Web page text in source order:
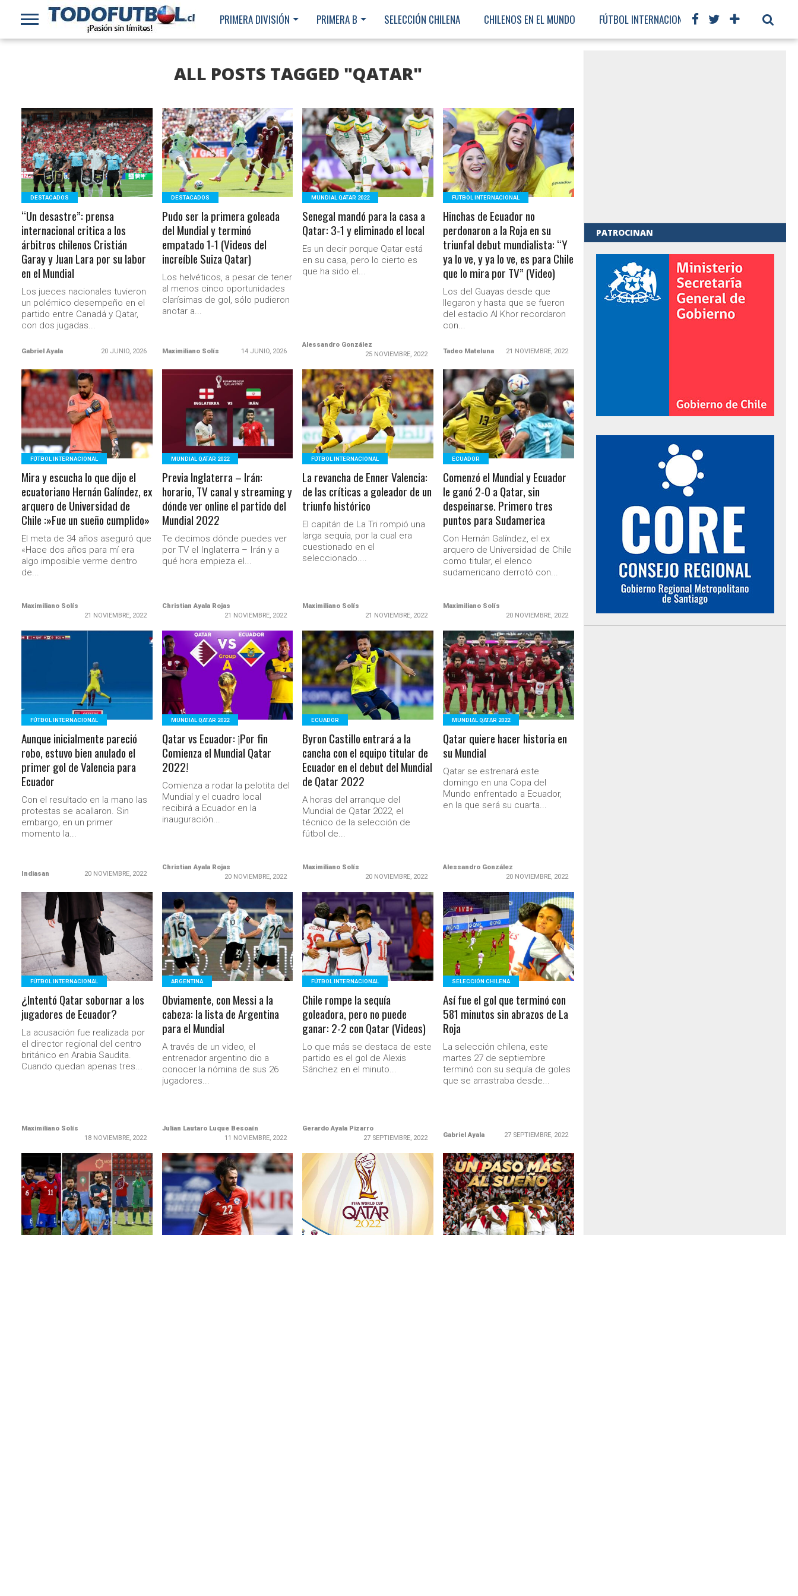
PRIMERA DIVISIÓN PRIMERA B SELECCIÓN CHILENA CHILENOS EN EL MUNDO FÚTBOL INTERNACIONAL
ALL POSTS TAGGED "QATAR"
LEER MÁS
DESTACADOS
“Un desastre”: prensa
internacional critica a los
árbitros chilenos Cristián
Garay y Juan Lara por su labor
en el Mundial
Los jueces nacionales tuvieron
un polémico desempeño en el
partido entre Canadá y Qatar,
con dos jugadas...
Gabriel Ayala 20 JUNIO, 2026
LEER MÁS
DESTACADOS
Pudo ser la primera goleada
del Mundial y terminó
empatado 1-1 (Videos del
increíble Suiza Qatar)
Los helvéticos, a pesar de tener
al menos cinco oportunidades
clarísimas de gol, sólo pudieron
anotar a...
Maximiliano Solís 14 JUNIO, 2026
LEER MÁS
MUNDIAL QATAR 2022
Senegal mandó para la casa a
Qatar: 3-1 y eliminado el local
Es un decir porque Qatar está
en su casa, pero lo cierto es
que ha sido el...
Alessandro González
25 NOVIEMBRE, 2022
LEER MÁS
FÚTBOL INTERNACIONAL
Hinchas de Ecuador no
perdonaron a la Roja en su
triunfal debut mundialista: “Y
ya lo ve, y ya lo ve, es para Chile
que lo mira por TV” (Video)
Los del Guayas desde que
llegaron y hasta que se fueron
del estadio Al Khor recordaron
con...
Tadeo Mateluna 21 NOVIEMBRE, 2022
LEER MÁS
FÚTBOL INTERNACIONAL
Mira y escucha lo que dijo el
ecuatoriano Hernán Galíndez, ex
arquero de Universidad de
Chile :»Fue un sueño cumplido»
El meta de 34 años aseguró que
«Hace dos años para mí era
algo imposible verme dentro
de...
Maximiliano Solís
21 NOVIEMBRE, 2022
LEER MÁS
MUNDIAL QATAR 2022
Previa Inglaterra – Irán:
horario, TV canal y streaming y
dónde ver online el partido del
Mundial 2022
Te decimos dónde puedes ver
por TV el Inglaterra – Irán y a
qué hora empieza el...
Christian Ayala Rojas
21 NOVIEMBRE, 2022
LEER MÁS
FÚTBOL INTERNACIONAL
La revancha de Enner Valencia:
de las críticas a goleador de un
triunfo histórico
El capitán de La Tri rompió una
larga sequía, por la cual era
cuestionado en el
seleccionado....
Maximiliano Solís
21 NOVIEMBRE, 2022
LEER MÁS
ECUADOR
Comenzó el Mundial y Ecuador
le ganó 2-0 a Qatar, sin
despeinarse. Primero tres
puntos para Sudamerica
Con Hernán Galíndez, el ex
arquero de Universidad de Chile
como titular, el elenco
sudamericano derrotó con...
Maximiliano Solís
20 NOVIEMBRE, 2022
LEER MÁS
FÚTBOL INTERNACIONAL
Aunque inicialmente pareció
robo, estuvo bien anulado el
primer gol de Valencia para
Ecuador
Con el resultado en la mano las
protestas se acallaron. Sin
embargo, en un primer
momento la...
Indiasan 20 NOVIEMBRE, 2022
LEER MÁS
MUNDIAL QATAR 2022
Qatar vs Ecuador: ¡Por fin
Comienza el Mundial Qatar
2022!
Comienza a rodar la pelotita del
Mundial y el cuadro local
recibirá a Ecuador en la
inauguración...
Christian Ayala Rojas
20 NOVIEMBRE, 2022
LEER MÁS
ECUADOR
Byron Castillo entrará a la
cancha con el equipo titular de
Ecuador en el debut del Mundial
de Qatar 2022
A horas del arranque del
Mundial de Qatar 2022, el
técnico de la selección de
fútbol de...
Maximiliano Solís
20 NOVIEMBRE, 2022
LEER MÁS
MUNDIAL QATAR 2022
Qatar quiere hacer historia en
su Mundial
Qatar se estrenará este
domingo en una Copa del
Mundo enfrentado a Ecuador,
en la que será su cuarta...
Alessandro González
20 NOVIEMBRE, 2022
LEER MÁS
FÚTBOL INTERNACIONAL
¿Intentó Qatar sobornar a los
jugadores de Ecuador?
La acusación fue realizada por
el director regional del centro
británico en Arabia Saudita.
Cuando quedan apenas tres...
Maximiliano Solís
18 NOVIEMBRE, 2022
LEER MÁS
ARGENTINA
Obviamente, con Messi a la
cabeza: la lista de Argentina
para el Mundial
A través de un video, el
entrenador argentino dio a
conocer la nómina de sus 26
jugadores...
Julian Lautaro Luque Besoaín
11 NOVIEMBRE, 2022
LEER MÁS
FÚTBOL INTERNACIONAL
Chile rompe la sequía
goleadora, pero no puede
ganar: 2-2 con Qatar (Videos)
Lo que más se destaca de este
partido es el gol de Alexis
Sánchez en el minuto...
Gerardo Ayala Pizarro
27 SEPTIEMBRE, 2022
LEER MÁS
SELECCIÓN CHILENA
Así fue el gol que terminó con
581 minutos sin abrazos de La
Roja
La selección chilena, este
martes 27 de septiembre
terminó con su sequía de goles
que se arrastraba desde...
Gabriel Ayala 27 SEPTIEMBRE, 2022
LEER MÁS LEER MÁS LEER MÁS LEER MÁS
PATROCINAN
Ministerio Secretaría General de Gobierno
Ministerio Secretaría General de Gobierno